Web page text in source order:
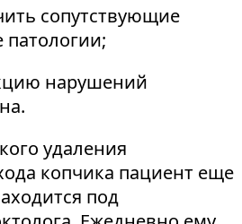
сопутствующие
патологии;
нарушений
удаления
копчика пациент еще
под